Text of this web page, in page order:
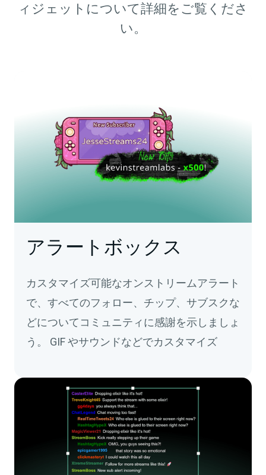
ィジェットについて詳細をご覧くださ
い。
アラートボックス
カスタマイズ可能なオンストリームアラート
で、すべてのフォロー、チップ、サブスクな
どについてコミュニティに感謝を示しましょ
う。 GIF やサウンドなどでカスタマイズ